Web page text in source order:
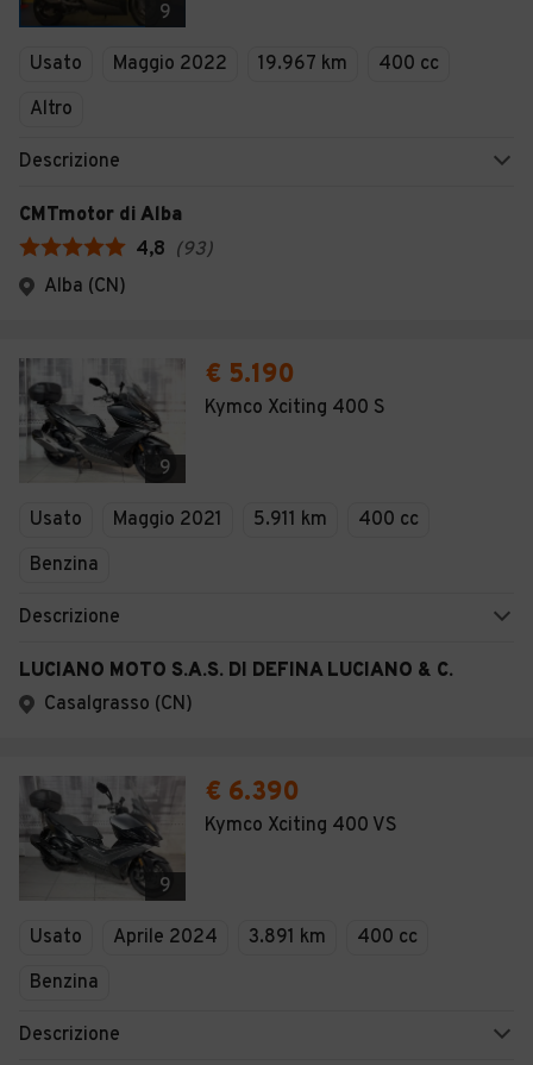
9
Usato Maggio 2022 19.967 km
400 cc
Altro
Descrizione
CMTmotor di Alba
4,8 (93)
Alba (CN)
9
€ 5.190
Kymco Xciting 400 S
Usato Maggio 2021 5.911 km
400 cc
Benzina
Descrizione
LUCIANO MOTO S.A.S. DI DEFINA LUCIANO & C.
Casalgrasso (CN)
9
€ 6.390
Kymco Xciting 400 VS
Usato Aprile 2024 3.891 km
400 cc
Benzina
Descrizione